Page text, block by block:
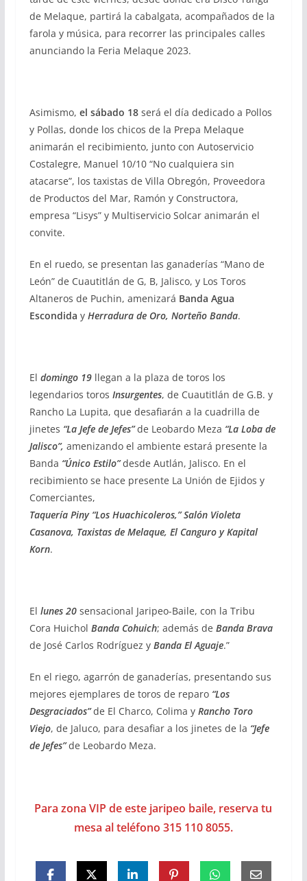
de Melaque, partirá la cabalgata, acompañados de la
farola y música, para recorrer las principales calles
anunciando la Feria Melaque 2023.
Asimismo, el sábado 18será el día dedicado a Pollos
y Pollas, donde los chicos de la Prepa Melaque
animarán el recibimiento, junto con Autoservicio
Costalegre, Manuel 10/10 “No cualquiera sin
atacarse”, los taxistas de Villa Obregón, Proveedora
de Productos del Mar, Ramón y Constructora,
empresa “Lisys” y Multiservicio Solcar animarán el
convite.
En el ruedo, se presentan las ganaderías “Mano de
León” de Cuautitlán de G, B, Jalisco, y Los Toros
Altaneros de Puchin, amenizará Banda Agua
Escondida y Herradura de Oro, Norteño Banda.
El domingo 19llegan a la plaza de toros los
legendarios toros Insurgentes, de Cuautitlán de G.B. y
Rancho La Lupita, que desafiarán a la cuadrilla de
jinetes “La Jefe de Jefes”de Leobardo Meza “La Loba de
Jalisco”, amenizando el ambiente estará presente la
Banda “Único Estilo”desde Autlán, Jalisco. En el
recibimiento se hace presente La Unión de Ejidos y
Comerciantes,
Taquería Piny “Los Huachicoleros,” Salón Violeta
Casanova, Taxistas de Melaque, El Canguro y Kapital
Korn.
El lunes 20sensacional Jaripeo-Baile, con la Tribu
Cora Huichol Banda Cohuich; además de Banda Brava
de José Carlos Rodríguez y Banda El Aguaje.”
En el riego, agarrón de ganaderías, presentando sus
mejores ejemplares de toros de reparo “Los
Desgraciados”de El Charco, Colima y Rancho Toro
Viejo, de Jaluco, para desafiar a los jinetes de la “Jefe
de Jefes”de Leobardo Meza.
Para zona VIP de este jaripeo baile, reserva tu
mesa al teléfono 315 110 8055.